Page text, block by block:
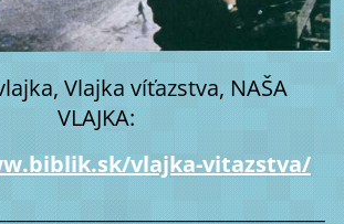
Vlajka víťazstva, NAŠA
VLAJKA:
vlajka-vitazstva/